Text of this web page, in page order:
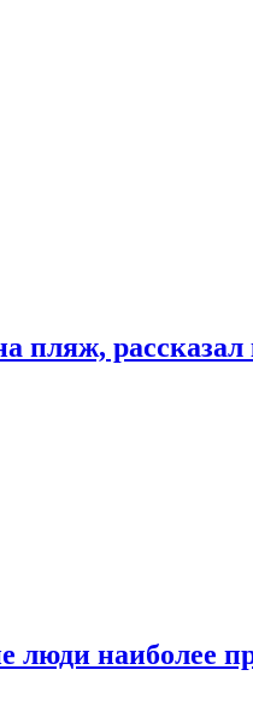
пляж, рассказал
люди наиболее